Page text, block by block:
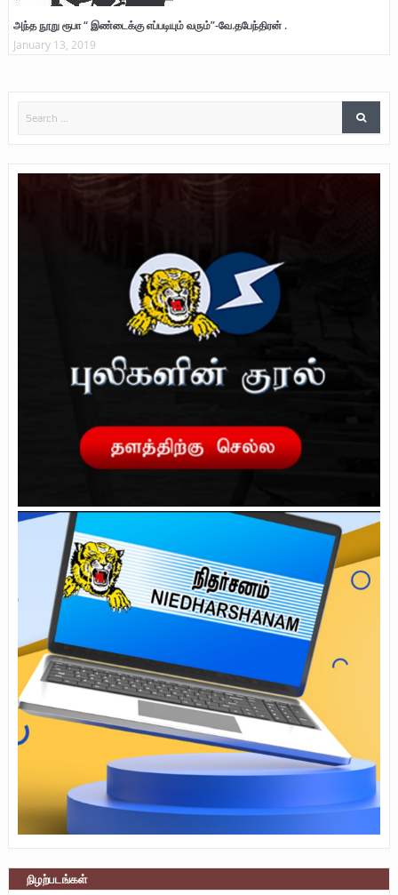
அந்த நூறு ரூபா “ இண்டைக்கு எப்படியும் வரும்”-வே.தபேந்திரன் .
January 13, 2019
நிழற்படங்கள்